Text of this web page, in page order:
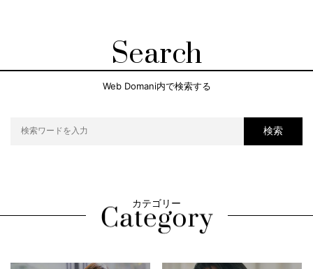
Search
Web Domani内で検索する
検索
カテゴリー